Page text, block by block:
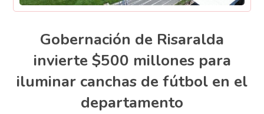
Gobernación de Risaralda
invierte $500 millones para
iluminar canchas de fútbol en el
departamento